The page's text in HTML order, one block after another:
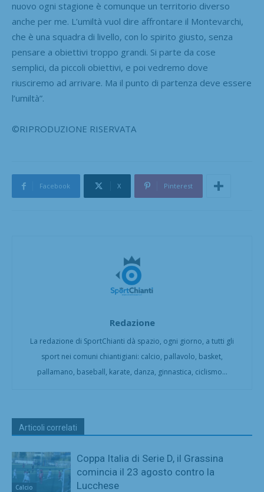
nuovo ogni stagione è comunque un territorio diverso
anche per me. L’umiltà vuol dire affrontare il Montevarchi,
che è una squadra di livello, con lo spirito giusto, senza
pensare a obiettivi troppo grandi. Si parte da cose
semplici, da piccoli obiettivi, e poi vedremo dove
riusciremo ad arrivare. Ma il punto di partenza deve essere
l’umiltà”.
©RIPRODUZIONE RISERVATA
Facebook X Pinterest
Redazione
La redazione di SportChianti dà spazio, ogni giorno, a tutti gli
sport nei comuni chiantigiani: calcio, pallavolo, basket,
pallamano, baseball, karate, danza, ginnastica, ciclismo...
Articoli correlati
Calcio
Coppa Italia di Serie D, il Grassina
comincia il 23 agosto contro la
Lucchese